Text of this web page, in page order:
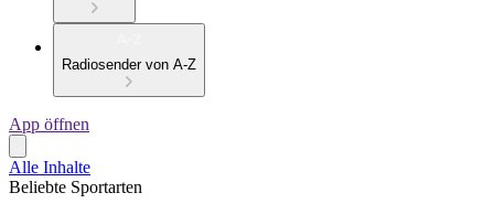
Radiosender von A-Z
App öffnen
Alle Inhalte
Beliebte Sportarten